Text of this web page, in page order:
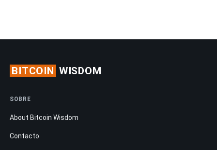
BITCOIN WISDOM
SOBRE
About Bitcoin Wisdom
Contacto